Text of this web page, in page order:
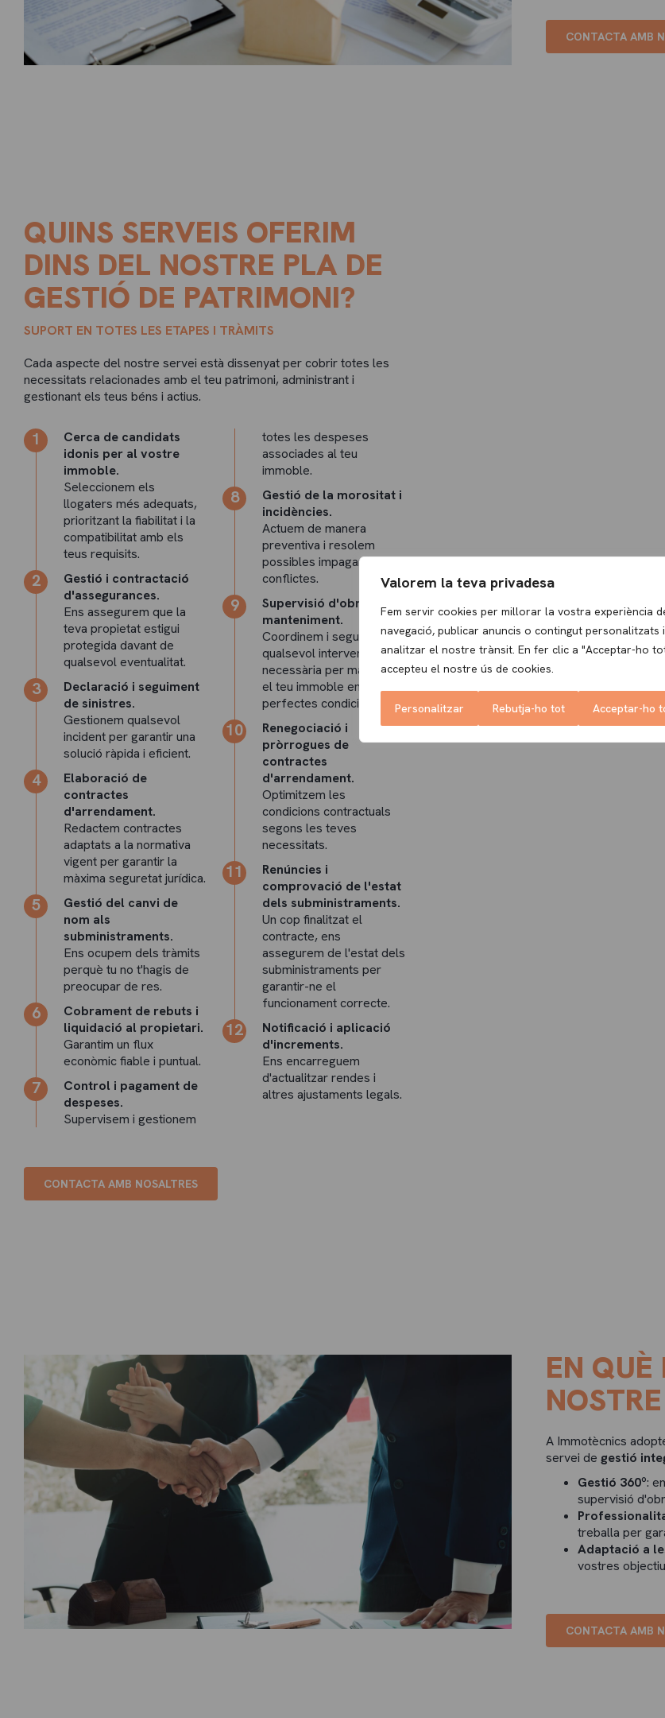
Valorem la teva privadesa
Fem servir cookies per millorar la vostra experiència
navegació, publicar anuncis o contingut personalitzats i
analitzar el nostre trànsit. En fer clic a "Acceptar-ho
accepteu el nostre ús de cookies.
Personalitzar Rebutja-ho tot Acceptar-ho
CONTACTA AMB
QUINS SERVEIS OFERIM
DINS DEL NOSTRE PLA DE
GESTIÓ DE PATRIMONI?
SUPORT EN TOTES LES ETAPES I TRÀMITS
Cada aspecte del nostre servei està dissenyat per cobrir totes les
necessitats relacionades amb el teu patrimoni, administrant i
gestionant els teus béns i actius.
Cerca de candidats
idonis per al vostre
immoble.
Seleccionem els
llogaters més adequats,
prioritzant la fiabilitat i la
compatibilitat amb els
teus requisits.
Gestió i contractació
d'assegurances.
Ens assegurem que la
teva propietat estigui
protegida davant de
qualsevol eventualitat.
Declaració i seguiment
de sinistres.
Gestionem qualsevol
incident per garantir una
solució ràpida i eficient.
Elaboració de
contractes
d'arrendament.
Redactem contractes
adaptats a la normativa
vigent per garantir la
màxima seguretat jurídica.
Gestió del canvi de
nom als
subministraments.
Ens ocupem dels tràmits
perquè tu no t'hagis de
preocupar de res.
Cobrament de rebuts i
liquidació al propietari.
Garantim un flux
econòmic fiable i puntual.
Control i pagament de
despeses.
Supervisem i gestionem
totes les despeses
associades al teu
immoble.
Gestió de la morositat i
incidències.
Actuem de manera
preventiva i resolem
possibles impagaments o
conflictes.
Supervisió d'obres i
manteniment.
Coordinem i seguim
qualsevol intervenció
necessària per mantenir
el teu immoble en
perfectes condicions.
Renegociació i
pròrrogues de
contractes
d'arrendament.
Optimitzem les
condicions contractuals
segons les teves
necessitats.
Renúncies i
comprovació de l'estat
dels subministraments.
Un cop finalitzat el
contracte, ens
assegurem de l'estat dels
subministraments per
garantir-ne el
funcionament correcte.
Notificació i aplicació
d'increments.
Ens encarreguem
d'actualitzar rendes i
altres ajustaments legals.
CONTACTA AMB NOSALTRES
EN QUÈ
A Immotècnics
servei de gestió
Gestió 360º:
supervisió
treballa per
Adaptació a
vostres
CONTACTA AMB